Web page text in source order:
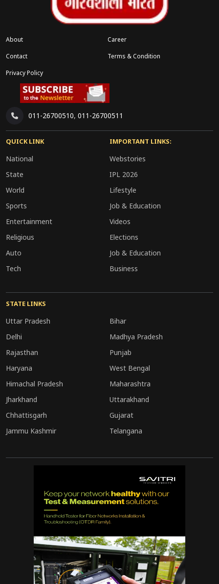
About
Career
Contact
Terms & Condition
Privacy Policy
011-26700510, 011-26700511
QUICK LINK
National
State
World
Sports
Entertainment
Religious
Auto
Tech
IMPORTANT LINKS:
Webstories
IPL 2026
Lifestyle
Job & Education
Videos
Elections
Job & Education
Business
STATE LINKS
Uttar Pradesh
Bihar
Delhi
Madhya Pradesh
Rajasthan
Punjab
Haryana
West Bengal
Himachal Pradesh
Maharashtra
Jharkhand
Uttarakhand
Chhattisgarh
Gujarat
Jammu Kashmir
Telangana